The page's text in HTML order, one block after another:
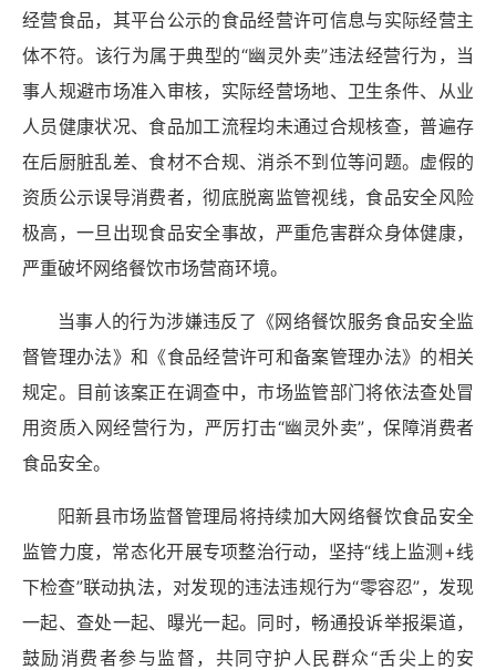
经营食品，其平台公示的食品经营许可信息与实际经营主
体不符。该行为属于典型的“幽灵外卖”违法经营行为，当
事人规避市场准入审核，实际经营场地、卫生条件、从业
人员健康状况、食品加工流程均未通过合规核查，普遍存
在后厨脏乱差、食材不合规、消杀不到位等问题。虚假的
资质公示误导消费者，彻底脱离监管视线，食品安全风险
极高，一旦出现食品安全事故，严重危害群众身体健康，
严重破坏网络餐饮市场营商环境。
当事人的行为涉嫌违反了《网络餐饮服务食品安全监
督管理办法》和《食品经营许可和备案管理办法》的相关
规定。目前该案正在调查中，市场监管部门将依法查处冒
用资质入网经营行为，严厉打击“幽灵外卖”，保障消费者
食品安全。
阳新县市场监督管理局将持续加大网络餐饮食品安全
监管力度，常态化开展专项整治行动，坚持“线上监测+线
下检查”联动执法，对发现的违法违规行为“零容忍”，发现
一起、查处一起、曝光一起。同时，畅通投诉举报渠道，
鼓励消费者参与监督，共同守护人民群众“舌尖上的安